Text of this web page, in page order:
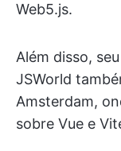
Web5.js.
Além disso,
JSWorld
Amsterdam,
sobre Vue e